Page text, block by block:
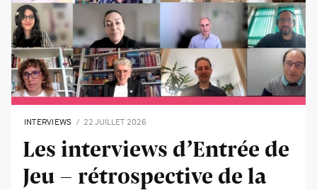
INTERVIEWS 22 JUILLET 2026
Les interviews d’Entrée de
Jeu - rétrospective de la